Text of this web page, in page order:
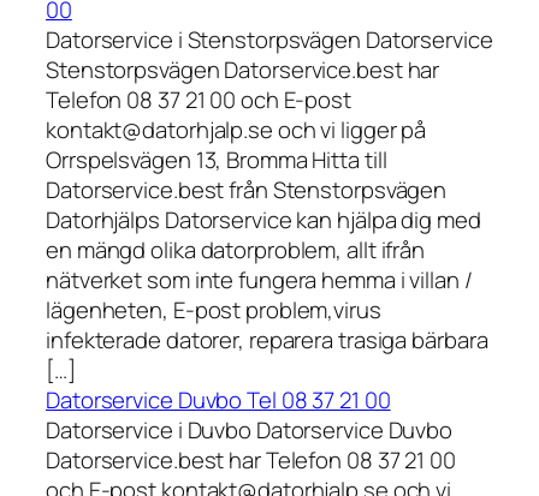
00
Datorservice i Stenstorpsvägen Datorservice
Stenstorpsvägen Datorservice.best har
Telefon 08 37 21 00 och E-post
kontakt@datorhjalp.se och vi ligger på
Orrspelsvägen 13, Bromma Hitta till
Datorservice.best från Stenstorpsvägen
Datorhjälps Datorservice kan hjälpa dig med
en mängd olika datorproblem, allt ifrån
nätverket som inte fungera hemma i villan /
lägenheten, E-post problem,virus
infekterade datorer, reparera trasiga bärbara
[…]
Datorservice Duvbo Tel 08 37 21 00
Datorservice i Duvbo Datorservice Duvbo
Datorservice.best har Telefon 08 37 21 00
och E-post kontakt@datorhjalp.se och vi